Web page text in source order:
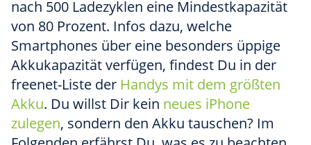
nach 500 Ladezyklen eine Mindestkapazität
von 80 Prozent. Infos dazu, welche
Smartphones über eine besonders üppige
Akkukapazität verfügen, findest Du in der
freenet-Liste der Handys mit dem größten
Akku. Du willst Dir kein neues iPhone
zulegen, sondern den Akku tauschen? Im